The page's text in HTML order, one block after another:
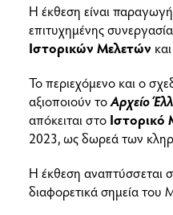
Η έκθεση είναι
επιτυχημένης
Ιστορικών Μελετών
Το περιεχόμενο και ο
αξιοποιούν τοΑρχείο
απόκειται στο Ιστορικό
2023, ως δωρεά των
Η έκθεση αναπτύσσεται
διαφορετικά σημεία του